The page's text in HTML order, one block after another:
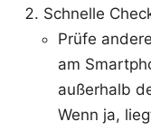
Schnelle
Prüfe
am
außerhalb
Wenn ja,